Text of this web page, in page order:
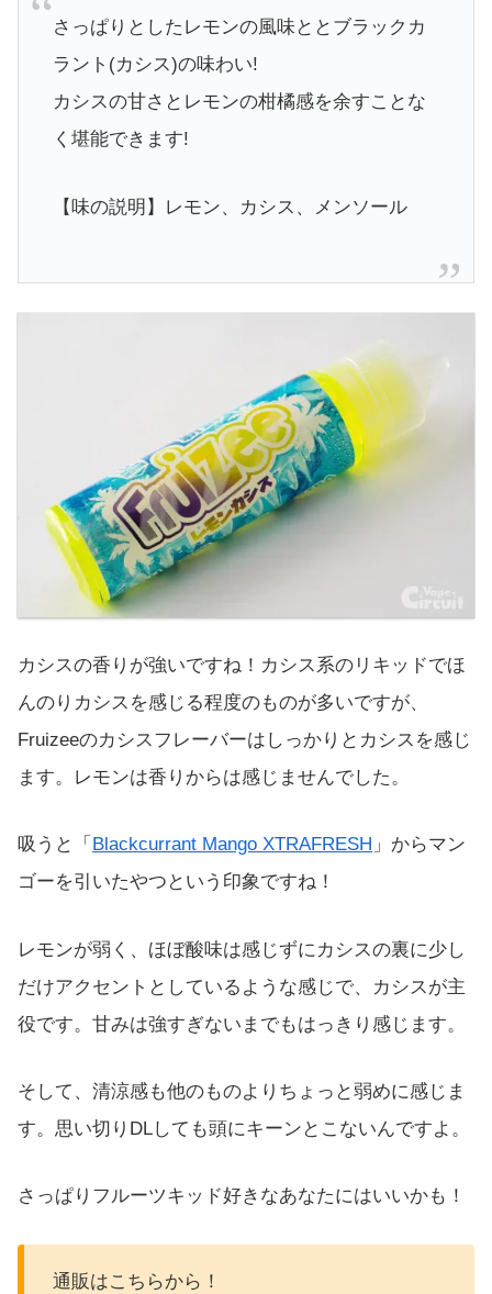
さっぱりとしたレモンの風味ととブラックカ
ラント(カシス)の味わい!
カシスの甘さとレモンの柑橘感を余すことな
く堪能できます!
【味の説明】レモン、カシス、メンソール
カシスの香りが強いですね！カシス系のリキッドでほ
んのりカシスを感じる程度のものが多いですが、
Fruizeeのカシスフレーバーはしっかりとカシスを感じ
ます。レモンは香りからは感じませんでした。
吸うと「 Blackcurrant Mango XTRAFRESH 」からマン
ゴーを引いたやつという印象ですね！
レモンが弱く、ほぼ酸味は感じずにカシスの裏に少し
だけアクセントとしているような感じで、カシスが主
役です。甘みは強すぎないまでもはっきり感じます。
そして、清涼感も他のものよりちょっと弱めに感じま
す。思い切りDLしても頭にキーンとこないんですよ。
さっぱりフルーツキッド好きなあなたにはいいかも！
通販はこちらから！